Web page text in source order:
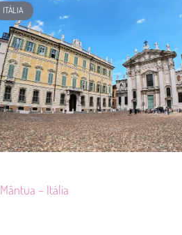
ITÁLIA
Mântua – Itália